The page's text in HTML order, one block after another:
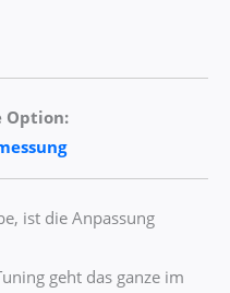
Option:
ist die Anpassung
geht das ganze im